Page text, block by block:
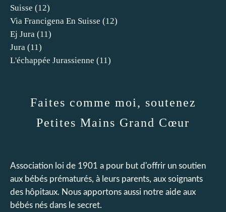
Suisse (12)
Via Francigena En Suisse (12)
Ej Jura (11)
Jura (11)
L'échappée Jurassienne (11)
Faites comme moi, soutenez
Petites Mains Grand Cœur
Association loi de 1901 a pour but d'offrir un soutien
aux bébés prématurés, à leurs parents, aux soignants
des hôpitaux. Nous apportons aussi notre aide aux
bébés nés dans le secret.